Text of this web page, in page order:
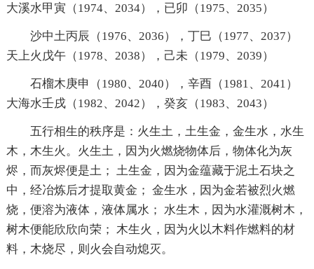
大溪水甲寅（1974、2034），已卯（1975、2035）
沙中土丙辰（1976、2036），丁巳（1977、2037）
天上火戊午（1978、2038），己未（1979、2039）
石榴木庚申（1980、2040），辛酉（1981、2041）
大海水壬戌（1982、2042），癸亥（1983、2043）
五行相生的秩序是：火生土，土生金，金生水，水生
木，木生火。火生土，因为火燃烧物体后，物体化为灰
烬，而灰烬便是土； 土生金，因为金蕴藏于泥土石块之
中，经冶炼后才提取黄金； 金生水，因为金若被烈火燃
烧，便溶为液体，液体属水； 水生木，因为水灌溉树木，
树木便能欣欣向荣； 木生火，因为火以木料作燃料的材
料，木烧尽，则火会自动熄灭。